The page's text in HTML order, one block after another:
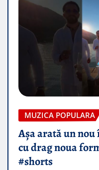
MUZICA POPULARA
Așa arată un nou
cu drag noua
#shorts